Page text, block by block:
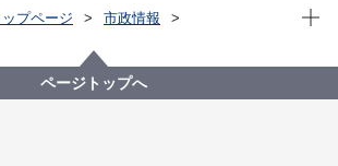
プページ
市政情報
も！子供向けイベントは助成拡大！旭区内の
動を応援します！
現在
ページトップへ